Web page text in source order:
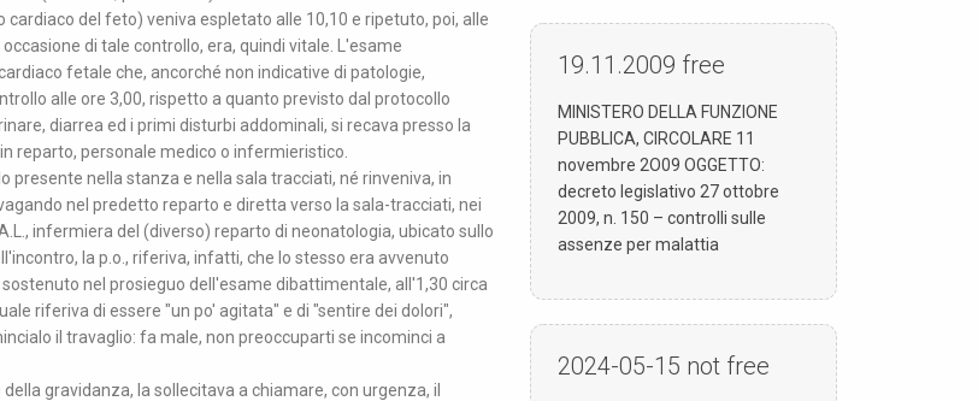
del feto) veniva espletato alle 10,10 e ripetuto, poi, alle
di tale controllo, era, quindi vitale. L'esame
fetale che, ancorché non indicative di patologie,
alle ore 3,00, rispetto a quanto previsto dal protocollo
diarrea ed i primi disturbi addominali, si recava presso la
reparto, personale medico o infermieristico.
presente nella stanza e nella sala tracciati, né rinveniva, in
nel predetto reparto e diretta verso la sala-tracciati, nei
infermiera del (diverso) reparto di neonatologia, ubicato sullo
la p.o., riferiva, infatti, che lo stesso era avvenuto
nel prosieguo dell'esame dibattimentale, all'1,30 circa
riferiva di essere "un po' agitata" e di "sentire dei dolori",
il travaglio: fa male, non preoccuparti se incominci a
gravidanza, la sollecitava a chiamare, con urgenza, il
19.11.2009 free
MINISTERO DELLA FUNZIONE
PUBBLICA, CIRCOLARE 11
novembre 2O09 OGGETTO:
decreto legislativo 27 ottobre
2009, n. 150 – controlli sulle
assenze per malattia
2024-05-15 not free